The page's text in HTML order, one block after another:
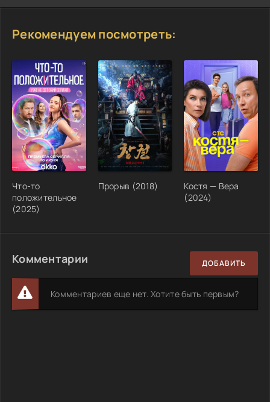
Рекомендуем посмотреть:
Что-то
положительное
(2025)
Прорыв (2018)
Костя — Вера
(2024)
Комментарии ДОБАВИТЬ
Комментариев еще нет. Хотите быть первым?